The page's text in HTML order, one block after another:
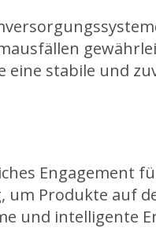
stabile und
Engagement
Produkte auf
und intelligente